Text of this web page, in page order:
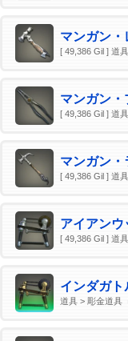
マンガン
[ 49,386 Gil ] 道
マンガン・
[ 49,386 Gil ] 道
マンガン
[ 49,386 Gil ] 道
アイアン
[ 49,386 Gil ] 道
インダガ
道具 > 彫金道具